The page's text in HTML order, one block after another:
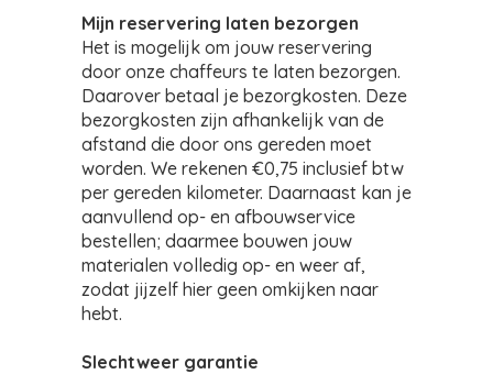
Mijn reservering laten bezorgen
Het is mogelijk om jouw reservering
door onze chaffeurs te laten bezorgen.
Daarover betaal je bezorgkosten. Deze
bezorgkosten zijn afhankelijk van de
afstand die door ons gereden moet
worden. We rekenen €0,75 inclusief btw
per gereden kilometer. Daarnaast kan je
aanvullend op- en afbouwservice
bestellen; daarmee bouwen jouw
materialen volledig op- en weer af,
zodat jijzelf hier geen omkijken naar
hebt.
Slechtweer garantie